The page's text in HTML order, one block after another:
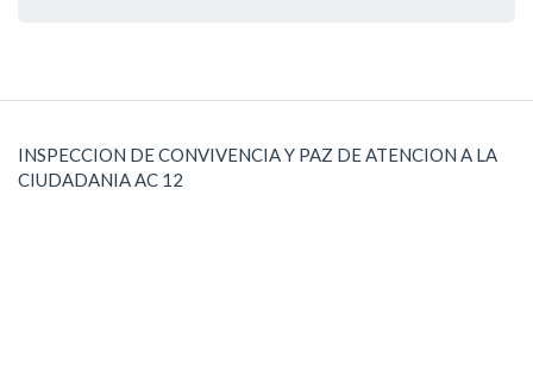
INSPECCION DE CONVIVENCIA Y PAZ DE ATENCION A LA
CIUDADANIA AC 12